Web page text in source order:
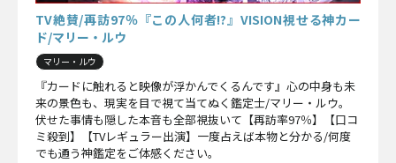
TV絶賛/再訪97％『この人何者!?』VISION視せる神カー
ド/マリー・ルウ
マリー・ルウ
『カードに触れると映像が浮かんでくるんです』心の中身も未
来の景色も、現実を目で視て当てぬく鑑定士/マリー・ルウ。
伏せた事情も隠した本音も全部視抜いて【再訪率97％】【口コ
ミ殺到】【TVレギュラー出演】一度占えば本物と分かる/何度
でも通う神鑑定をご体感ください。